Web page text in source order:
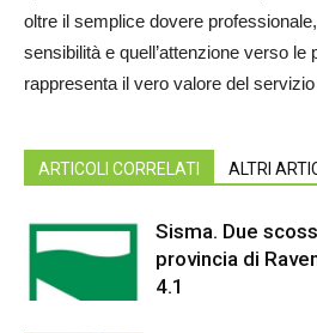
oltre il semplice dovere
sensibilità e quell’attenzione verso le
rappresenta il vero valore del servizio
ARTICOLI CORRELATI ALTRI
Sisma. Due
provincia di
4.1